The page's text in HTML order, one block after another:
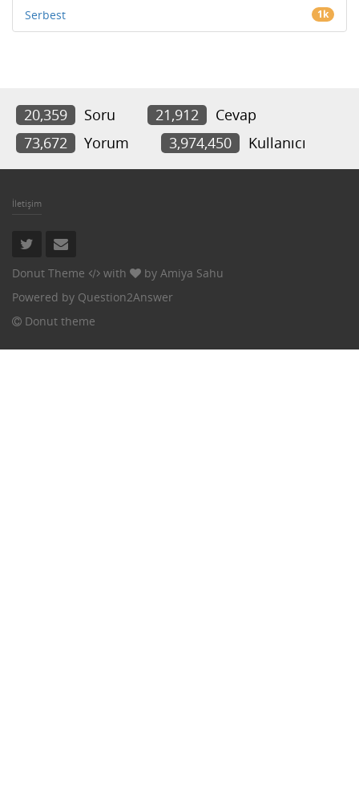
Serbest 1k
20,359 Soru 21,912
Cevap
73,672
Yorum 3,974,450 Kullanıcı
İletişim
Donut Theme with by Amiya Sahu
Powered by Question2Answer
Donut theme